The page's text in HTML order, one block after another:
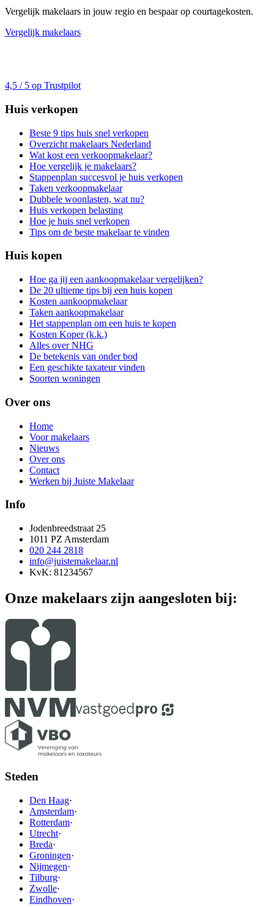
Vergelijk makelaars in jouw regio en bespaar op courtagekosten.
Vergelijk makelaars
4,5 / 5 op Trustpilot
Huis verkopen
Beste 9 tips huis snel verkopen
Overzicht makelaars Nederland
Wat kost een verkoopmakelaar?
Hoe vergelijk je makelaars?
Stappenplan succesvol je huis verkopen
Taken verkoopmakelaar
Dubbele woonlasten, wat nu?
Huis verkopen belasting
Hoe je huis snel verkopen
Tips om de beste makelaar te vinden
Huis kopen
Hoe ga jij een aankoopmakelaar vergelijken?
De 20 ultieme tips bij een huis kopen
Kosten aankoopmakelaar
Taken aankoopmakelaar
Het stappenplan om een huis te kopen
Kosten Koper (k.k.)
Alles over NHG
De betekenis van onder bod
Een geschikte taxateur vinden
Soorten woningen
Over ons
Home
Voor makelaars
Nieuws
Over ons
Contact
Werken bij Juiste Makelaar
Info
Jodenbreedstraat 25
1011 PZ Amsterdam
020 244 2818
info@juistemakelaar.nl
KvK: 81234567
Onze makelaars zijn aangesloten bij:
Steden
Den Haag·
Amsterdam·
Rotterdam·
Utrecht·
Breda·
Groningen·
Nijmegen·
Tilburg·
Zwolle·
Eindhoven·